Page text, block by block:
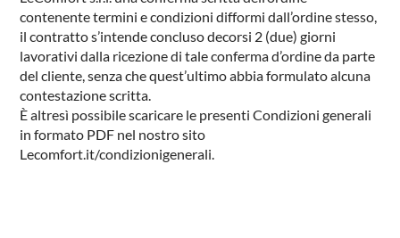
contenente termini e condizioni difformi dall’ordine stesso,
il contratto s’intende concluso decorsi 2 (due) giorni
lavorativi dalla ricezione di tale conferma d’ordine da parte
del cliente, senza che quest’ultimo abbia formulato alcuna
contestazione scritta.
È altresì possibile scaricare le presenti Condizioni generali
in formato PDF nel nostro sito
Lecomfort.it/condizionigenerali.